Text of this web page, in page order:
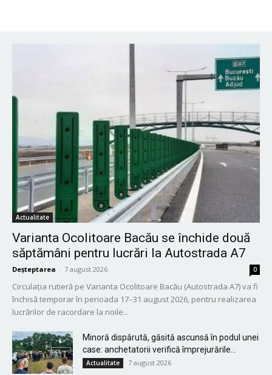
Actualitate
Varianta Ocolitoare Bacău se închide două
săptămâni pentru lucrări la Autostrada A7
Deșteptarea - 7 august 2026 0
Circulația rutieră pe Varianta Ocolitoare Bacău (Autostrada A7) va fi
închisă temporar în perioada 17–31 august 2026, pentru realizarea
lucrărilor de racordare la noile...
Minoră dispărută, găsită ascunsă în podul unei
case: anchetatorii verifică împrejurările...
Actualitate 7 august 2026